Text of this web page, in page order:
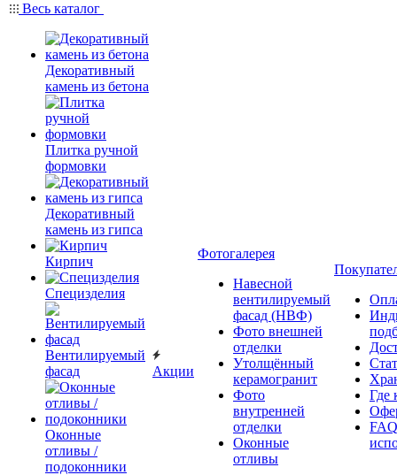
Весь каталог
Декоративный
камень из бетона
Плитка ручной
формовки
Декоративный
камень из гипса
Кирпич
Специзделия
Вентилируемый
фасад
Оконные
отливы /
подоконники
Акции
Фотогалерея
Навесной
вентилируемый
фасад (НВФ)
Фото внешней
отделки
Утолщённый
керамогранит
Фото
внутренней
отделки
Оконные
отливы
Где